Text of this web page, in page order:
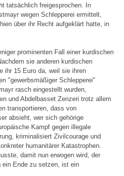
tatsächlich freigesprochen. In
wegen Schlepperei ermittelt,
über ihr Recht aufgeklärt hatte, in
prominenten Fall einer kurdischen
sie anderen kurdischen
ihr 15 Euro da, weil sie ihren
"gewerbsmäßiger Schlepperei"
rasch eingestellt wurden,
und Abdelbasset Zenzeri trotz allem
transportieren, dass von
absieht, wer sich gehörige
Kampf gegen illegale
kriminalisiert Zivilcourage und
humanitärer Katastrophen.
damit nun erwogen wird, der
ein Ende zu setzen, ist ein